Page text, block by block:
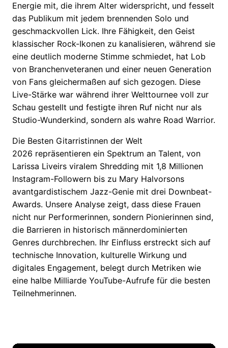
Energie mit, die ihrem Alter widerspricht, und fesselt
das Publikum mit jedem brennenden Solo und
geschmackvollen Lick. Ihre Fähigkeit, den Geist
klassischer Rock-Ikonen zu kanalisieren, während sie
eine deutlich moderne Stimme schmiedet, hat Lob
von Branchenveteranen und einer neuen Generation
von Fans gleichermaßen auf sich gezogen. Diese
Live-Stärke war während ihrer Welttournee voll zur
Schau gestellt und festigte ihren Ruf nicht nur als
Studio-Wunderkind, sondern als wahre Road Warrior.
Die Besten Gitarristinnen der Welt
2026 repräsentieren ein Spektrum an Talent, von
Larissa Liveirs viralem Shredding mit 1,8 Millionen
Instagram-Followern bis zu Mary Halvorsons
avantgardistischem Jazz-Genie mit drei Downbeat-
Awards. Unsere Analyse zeigt, dass diese Frauen
nicht nur Performerinnen, sondern Pionierinnen sind,
die Barrieren in historisch männerdominierten
Genres durchbrechen. Ihr Einfluss erstreckt sich auf
technische Innovation, kulturelle Wirkung und
digitales Engagement, belegt durch Metriken wie
eine halbe Milliarde YouTube-Aufrufe für die besten
Teilnehmerinnen.